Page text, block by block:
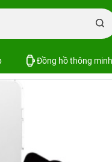
Đồng hồ thông minh
Combo phụ kiện